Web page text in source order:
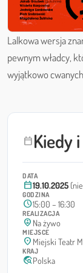
calendar_todayKiedy
DATA
calendar_today19.10.2025
GODZINA
schedule15:00 – 16:30
REALIZACJA
person_pin_circle Na żywo
MIEJSCE
location_on Miejski Teatr
KRAJ
travel_explorePolska
Lalkowa wersja
pewnym władcy,
wyjątkowo